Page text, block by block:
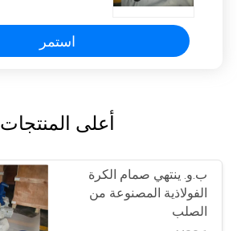
استمر
أعلى المنتجات
ب.و. ينتهي صمام الكرة
الفولاذية المصنوعة من
الصلب